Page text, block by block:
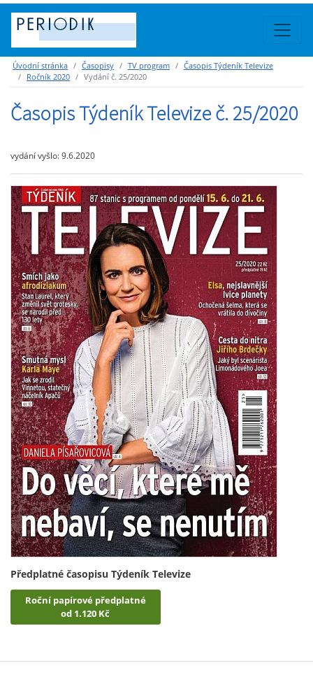
Úvodní stránka Časopisy TV program
Časopis Týdeník Televize
Ročník 2020
Vydání č. 25/2020
Časopis Týdeník Televize č. 25/2020
vydání vyšlo: 9.6.2020
Předplatné časopisu Týdeník Televize
Roční papírové předplatné
od 1.120 Kč